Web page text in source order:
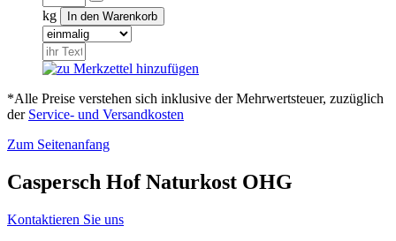
kg
*Alle Preise verstehen sich inklusive der Mehrwertsteuer, zuzüglich
der Service- und Versandkosten
Zum Seitenanfang
Caspersch Hof Naturkost OHG
Kontaktieren Sie uns